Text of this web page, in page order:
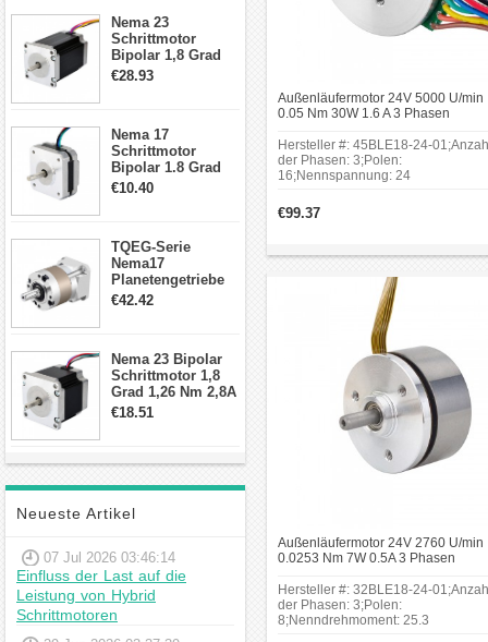
Nema 23
Schrittmotor
Bipolar 1,8 Grad
2,83Nm 4 A 2,26V
€28.93
Nema 17
Schrittmotor
Bipolar 1.8 Grad
8.7Ncm 1A 3.5V 4
€10.40
TQEG-Serie
Nema17
Planetengetriebe
10:1 Spiel 15Arc-
€42.42
Nema 23 Bipolar
Schrittmotor 1,8
Grad 1,26 Nm 2,8A
2,5V 4 Drähte
€18.51
Neueste Artikel
07 Jul 2026 03:46:14
Einfluss der Last auf die
Leistung von Hybrid
Schrittmotoren
Stromversorgung kompatibel
ist. Berücksichtigen Sie die
Steuerungssystem:
Außenläufermotoren,
DC Flachmotoren, benötigen
einen entsprechenden
Prüfen Sie, ob der Regler mit
Steuerung (z. B. PWM oder
andere Signale) unterstützt.
Anwendungen
Außenläufermotoren finden
Anwendung in einer Vielzahl
von Bereichen, die eine hohe
Leistungsdichte bei
kompakten Abmessungen
ihrer kompakten Bauweise
werden Außenläufermotoren
in Lüftern und Ventilatoren
eingesetzt, um eine
effiziente Luftzirkulation in
Außenläufermotor 24V 5000 U/min
0.05 Nm 30W 1.6 A 3 Phasen
Hersteller #: 45BLE18-24-
der Phasen: 3;Polen:
16;Nennspannung: 24
mm;Nenngeschwindigkeit: 5000
RPM;Rahmengröße: Φ43.2
mm;Schaftdurchmesser: Φ4
€99.37
Außenläufermotor 24V 2760 U/min
0.0253 Nm 7W 0.5A 3 Phasen
Hersteller #: 32BLE18-24-
der Phasen: 3;Polen:
8;Nenndrehmoment: 25.3